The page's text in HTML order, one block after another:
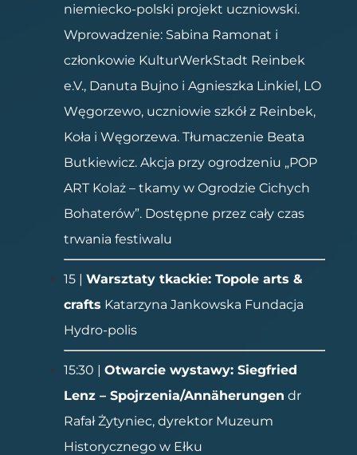
niemiecko-polski projekt uczniowski.
Wprowadzenie: Sabina Ramonat i
członkowie KulturWerkStadt Reinbek
e.V., Danuta Bujno i Agnieszka Linkiel, LO
Węgorzewo, uczniowie szkół z Reinbek,
Koła i Węgorzewa. Tłumaczenie Beata
Butkiewicz. Akcja przy ogrodzeniu „POP
ART Kolaż – tkamy w Ogrodzie Cichych
Bohaterów”. Dostępne przez cały czas
trwania festiwalu
15 | Warsztaty tkackie: Topole arts &
crafts Katarzyna Jankowska Fundacja
Hydro-polis
15:30 | Otwarcie wystawy: Siegfried
Lenz – Spojrzenia/Annäherungen dr
Rafał Żytyniec, dyrektor Muzeum
Historycznego w Ełku